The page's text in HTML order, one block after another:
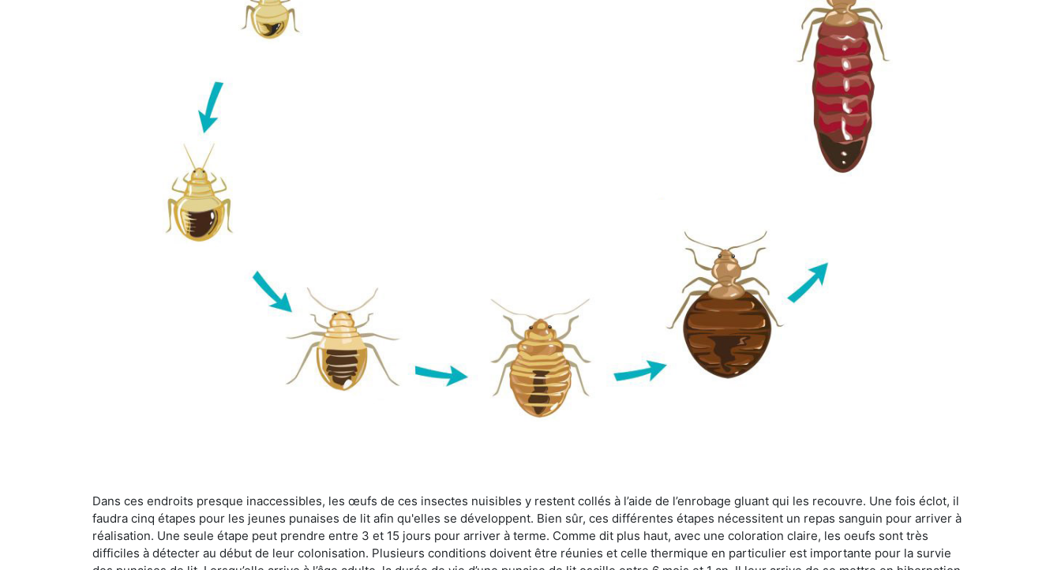
Dans ces endroits presque inaccessibles, les œufs de ces insectes nuisibles y restent collés à l’aide de l’enrobage gluant qui les recouvre. Une fois éclot, il
faudra cinq étapes pour les jeunes punaises de lit afin qu'elles se développent. Bien sûr, ces différentes étapes nécessitent un repas sanguin pour arriver à
réalisation. Une seule étape peut prendre entre 3 et 15 jours pour arriver à terme. Comme dit plus haut, avec une coloration claire, les oeufs sont très
difficiles à détecter au début de leur colonisation. Plusieurs conditions doivent être réunies et celle thermique en particulier est importante pour la survie